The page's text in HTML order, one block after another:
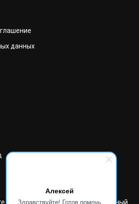
Алексей
Здравствуйте! Готов помочь
данных
информация носит информационный